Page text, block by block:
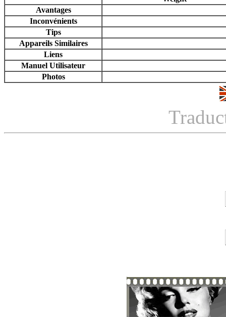
Avantages
Inconvénients
Tips
Appareils Similaires
Liens
Manuel Utilisateur
Photos